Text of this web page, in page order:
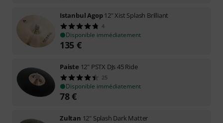
Istanbul Agop12" Xist Splash Brilliant
4
Disponible immédiatement
135 €
Paiste 12" PSTX DJs 45 Ride
25
Disponible immédiatement
78€
Zultan 12" Splash Dark Matter